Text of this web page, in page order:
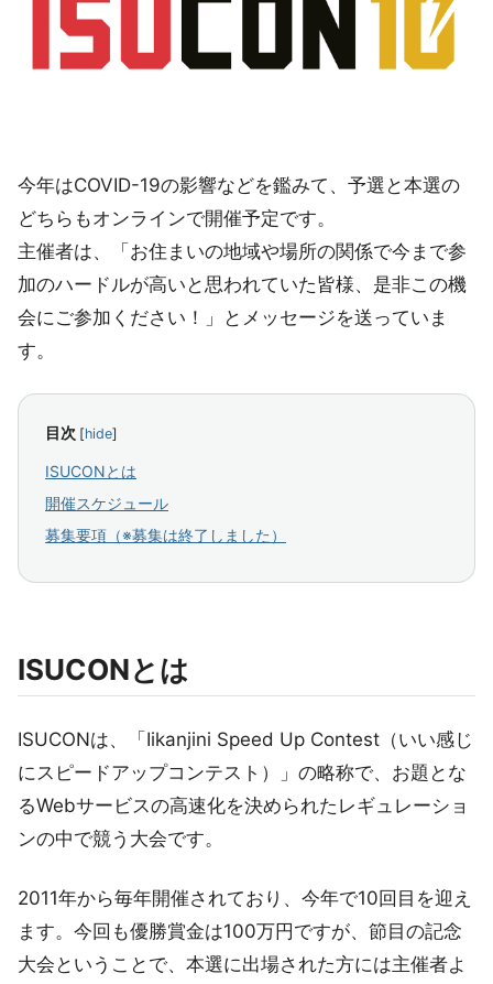
今年はCOVID-19の影響などを鑑みて、予選と本選の
どちらもオンラインで開催予定です。
主催者は、「お住まいの地域や場所の関係で今まで参
加のハードルが高いと思われていた皆様、是非この機
会にご参加ください！」とメッセージを送っていま
す。
目次 [hide]
ISUCONとは
開催スケジュール
募集要項（※募集は終了しました）
ISUCONとは
ISUCONは、「Iikanjini Speed Up Contest（いい感じ
にスピードアップコンテスト）」の略称で、お題とな
るWebサービスの高速化を決められたレギュレーショ
ンの中で競う大会です。
2011年から毎年開催されており、今年で10回目を迎え
ます。今回も優勝賞金は100万円ですが、節目の記念
大会ということで、本選に出場された方には主催者よ